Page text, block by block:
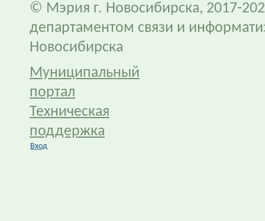
© Мэрия г. Новосибирска, 2017-
департаментом связи и
Новосибирска
Муниципальный
портал
Техническая
поддержка
Вход